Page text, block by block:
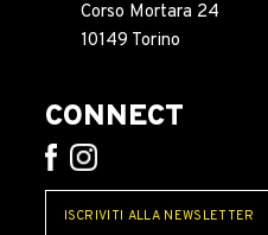
Corso Mortara 24
10149 Torino
CONNECT
ISCRIVITI ALLA NEWSLETTER